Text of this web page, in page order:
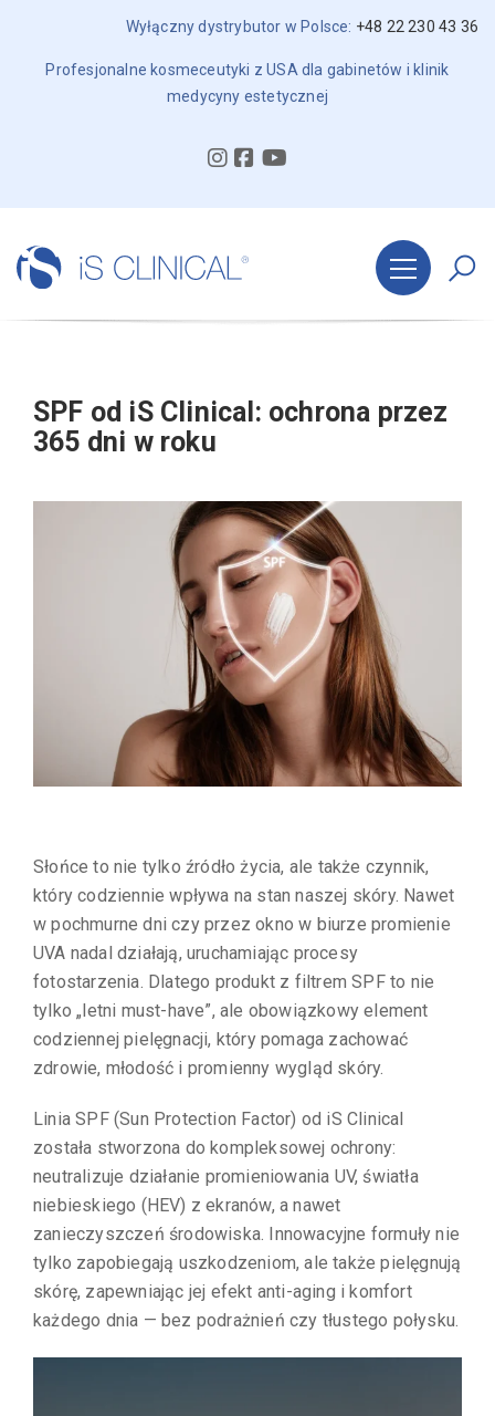
Wyłączny dystrybutor w Polsce: +48 22 230 43 36
Profesjonalne kosmeceutyki z USA dla gabinetów i klinik
medycyny estetycznej
SPF od iS Clinical: ochrona przez
365 dni w roku
Słońce to nie tylko źródło życia, ale także czynnik,
który codziennie wpływa na stan naszej skóry. Nawet
w pochmurne dni czy przez okno w biurze promienie
UVA nadal działają, uruchamiając procesy
fotostarzenia. Dlatego produkt z filtrem SPF to nie
tylko „letni must-have”, ale obowiązkowy element
codziennej pielęgnacji, który pomaga zachować
zdrowie, młodość i promienny wygląd skóry.
Linia SPF (Sun Protection Factor) od iS Clinical
została stworzona do kompleksowej ochrony:
neutralizuje działanie promieniowania UV, światła
niebieskiego (HEV) z ekranów, a nawet
zanieczyszczeń środowiska. Innowacyjne formuły nie
tylko zapobiegają uszkodzeniom, ale także pielęgnują
skórę, zapewniając jej efekt anti-aging i komfort
każdego dnia — bez podrażnień czy tłustego połysku.